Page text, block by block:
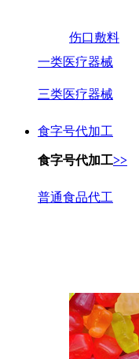
伤口敷料
一类医疗器械
三类医疗器械
食字号代加工
食字号代加工>>
普通食品代工